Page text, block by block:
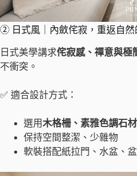
② 日式風｜內斂侘寂，重返自然
日式美學講求侘寂感、禪意與極
不衝突。
✅ 適合設計方式：
選用木格柵、素雅色調石材
保持空間整潔、少雜物
軟裝搭配紙拉門、水盆、